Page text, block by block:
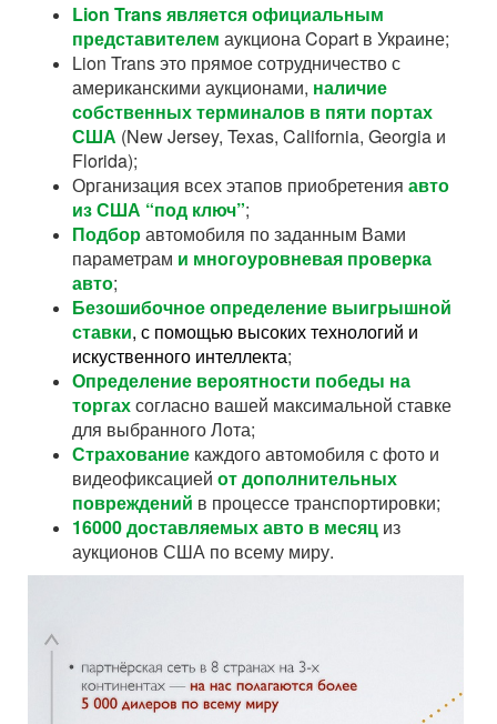
Lion Trans является официальным
представителем аукциона Copart в Украине;
Lion Trans это прямое сотрудничество с
американскими аукционами, наличие
собственных терминалов в пяти портах
США (New Jersey, Texas, California, Georgia и
Florida);
Организация всех этапов приобретения авто
из США “под ключ”;
Подборавтомобиля по заданным Вами
параметрам и многоуровневая проверка
авто;
Безошибочное определение выигрышной
ставки, с помощью высоких технологий и
искуственного интеллекта;
Определение вероятности победы на
торгахсогласно вашей максимальной ставке
для выбранного Лота;
Страхование каждого автомобиля с фото и
видеофиксацией от дополнительных
повреждений в процессе транспортировки;
16000 доставляемых авто в месяц из
аукционов США по всему миру.